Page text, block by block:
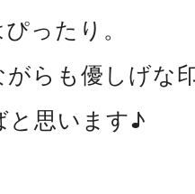
ったり。
らも優しげな
と思います♪